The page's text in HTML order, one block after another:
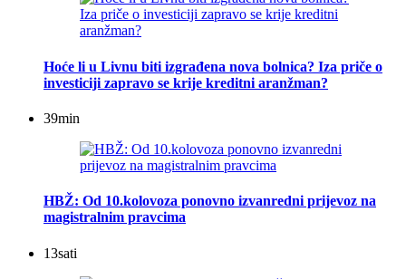
Hoće li u Livnu biti izgrađena nova bolnica? Iza priče o
investiciji zapravo se krije kreditni aranžman?
39min
HBŽ: Od 10.kolovoza ponovno izvanredni prijevoz na
magistralnim pravcima
13sati